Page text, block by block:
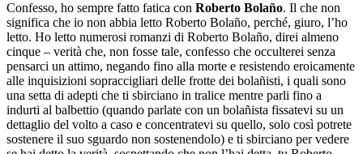
Confesso, ho sempre fatto fatica con Roberto Bolaño. Il che non
significa che io non abbia letto Roberto Bolaño, perché, giuro, l’ho
letto. Ho letto numerosi romanzi di Roberto Bolaño, direi almeno
cinque – verità che, non fosse tale, confesso che occulterei senza
pensarci un attimo, negando fino alla morte e resistendo eroicamente
alle inquisizioni sopraccigliari delle frotte dei bolañisti, i quali sono
una setta di adepti che ti sbirciano in tralice mentre parli fino a
indurti al balbettio (quando parlate con un bolañista fissatevi su un
dettaglio del volto a caso e concentratevi su quello, solo così potrete
sostenere il suo sguardo non sostenendolo) e ti sbirciano per vedere